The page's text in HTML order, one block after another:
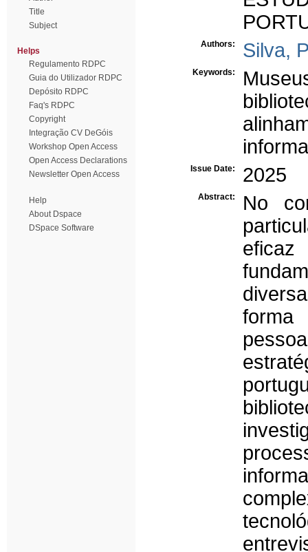
Title
Subject
Helps
Regulamento RDPC
Guia do Utilizador RDPC
Depósito RDPC
Faq's RDPC
Copyright
Integração CV DeGóis
Workshop Open Access
Open Access Declarations
Newsletter Open Access
Help
About Dspace
DSpace Software
Authors: Silva,
Keywords:
Issue Date: 2025
Abstract:
No